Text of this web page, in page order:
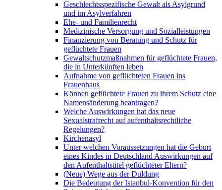
Geschlechtsspezifische Gewalt als Asylgrund
und im Asylverfahren
Ehe- und Familienrecht
Medizinische Versorgung und Sozialleistungen
Finanzierung von Beratung und Schutz für
geflüchtete Frauen
Gewaltschutzmaßnahmen für geflüchtete Frauen,
die in Unterkünften leben
Aufnahme von geflüchteten Frauen ins
Frauenhaus
Können geflüchtete Frauen zu ihrem Schutz eine
Namensänderung beantragen?
Welche Auswirkungen hat das neue
Sexualstrafrecht auf aufenthaltsrechtliche
Regelungen?
Kirchenasyl
Unter welchen Voraussetzungen hat die Geburt
eines Kindes in Deutschland Auswirkungen auf
den Aufenthaltstitel geflüchteter Eltern?
(Neue) Wege aus der Duldung
Die Bedeutung der Istanbul-Konvention für den